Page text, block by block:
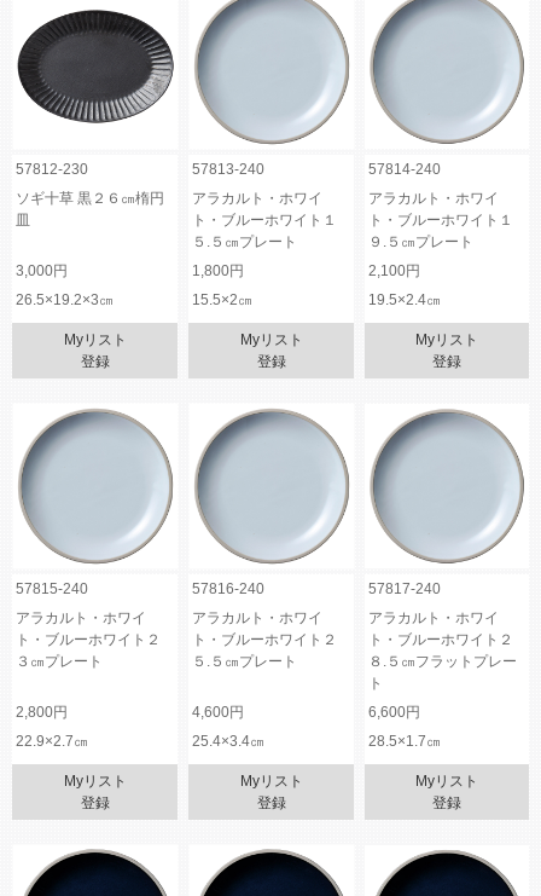
57812-230 57813-240
57814-240
ソギ十草 黒２６㎝楕円
皿
アラカルト・ホワイ
ト・ブルーホワイト１
５.５㎝プレート
アラカルト・ホワイ
ト・ブルーホワイト１
９.５㎝プレート
3,000円
1,800円
2,100円
26.5×19.2×3㎝
15.5×2㎝ 19.5×2.4㎝
Myリスト
登録
Myリスト
登録
Myリスト
登録
57815-240 57816-240
57817-240
アラカルト・ホワイ
ト・ブルーホワイト２
３㎝プレート
アラカルト・ホワイ
ト・ブルーホワイト２
５.５㎝プレート
アラカルト・ホワイ
ト・ブルーホワイト２
８.５㎝フラットプレー
ト
2,800円
4,600円
6,600円
22.9×2.7㎝
25.4×3.4㎝ 28.5×1.7㎝
Myリスト
登録
Myリスト
登録
Myリスト
登録